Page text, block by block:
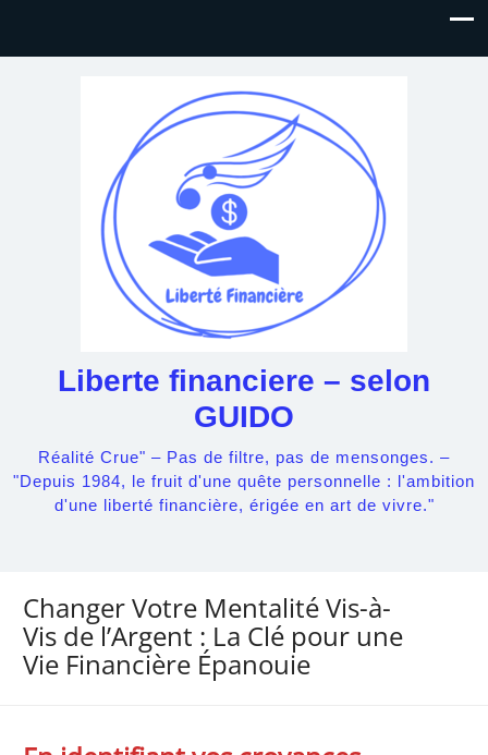
Liberte financiere – selon
GUIDO
Réalité Crue" – Pas de filtre, pas de mensonges. –
"Depuis 1984, le fruit d'une quête personnelle : l'ambition
d'une liberté financière, érigée en art de vivre."
Changer Votre Mentalité Vis-à-
Vis de l’Argent : La Clé pour une
Vie Financière Épanouie